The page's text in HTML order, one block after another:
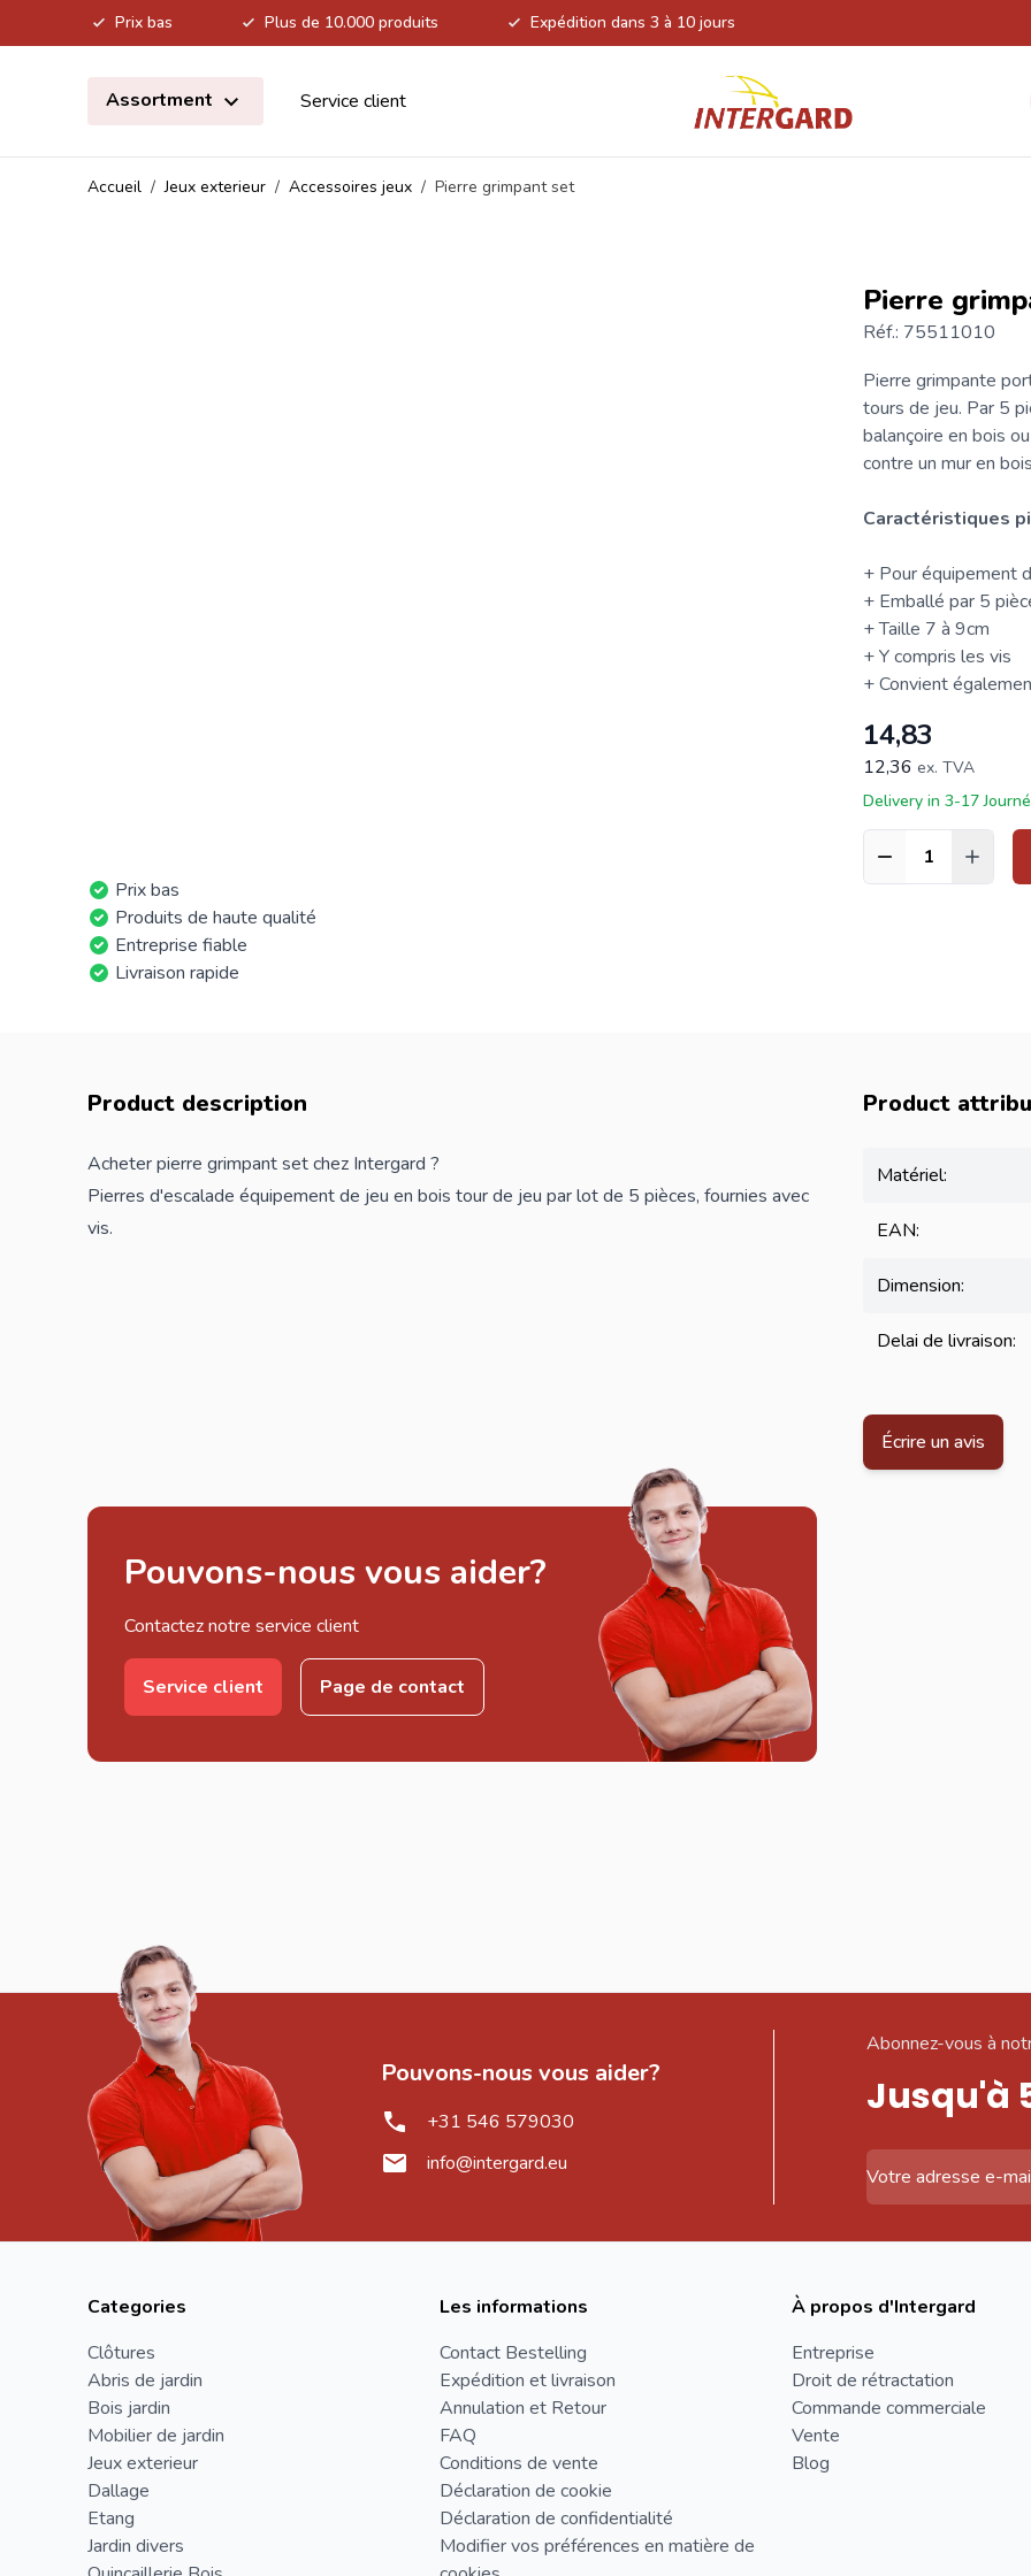
Prix bas Plus de 10.000 produits Expédition dans 3 à 10 jours
Assortment
Service client
Accueil / Jeux exterieur / Accessoires jeux / Pierre grimpant set
Prix bas
Produits de haute qualité
Entreprise fiable
Livraison rapide
Pierre
Réf.: 75511010
Pierre grimpante
tours de jeu. Par 5
balançoire en bois
contre un mur en
Caractéristiques
+ Pour équipement
+ Emballé par 5
+ Taille 7 à 9cm
+ Y compris les vis
+ Convient
14,83
12,36 ex. TVA
Delivery in 3-17
Quantité
Product description
Acheter pierre grimpant set chez Intergard ?
Pierres d'escalade équipement de jeu en bois tour de jeu par lot de 5 pièces, fournies avec
vis.
Product
Matériel:
EAN:
Dimension:
Delai de livraison:
Pouvons-nous vous aider?
Contactez notre service client
Service client Page de contact
Écrire un avis
Pouvons-nous vous aider?
+31 546 579030
info@intergard.eu
Abonnez-vous à
Jusqu'à
Categories
Clôtures
Abris de jardin
Bois jardin
Mobilier de jardin
Jeux exterieur
Dallage
Etang
Jardin divers
Les informations
Contact Bestelling
Expédition et livraison
Annulation et Retour
FAQ
Conditions de vente
Déclaration de cookie
Déclaration de confidentialité
Modifier vos préférences en matière de
À propos d'Intergard
Entreprise
Droit de rétractation
Commande commerciale
Vente
Blog